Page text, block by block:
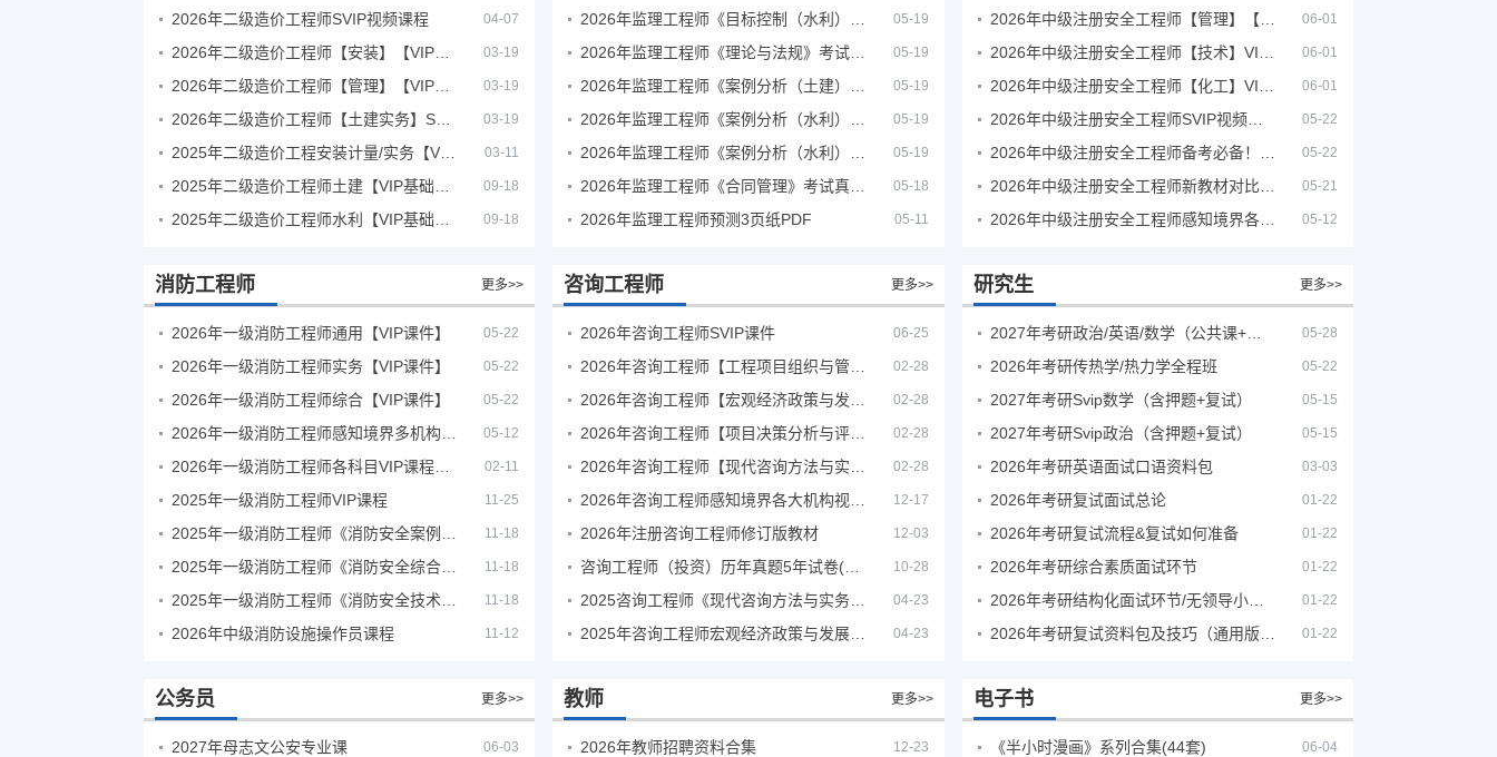
2026年二级造价工程师SVIP视频课程 04-07
03-19
03-19
03-19
03-11
09-18
09-18
05-19
05-19
05-19
05-19
05-19
05-18
2026年监理工程师预测3页纸PDF 05-11
2026年中级注册安全工程师【管理】【VIP基础同步班】 06-01
06-01
06-01
2026年中级注册安全工程师SVIP视频课程 05-22
05-22
05-21
2026年中级注册安全工程师感知境界各大机构课程 05-12
消防工程师 更多>>
2026年一级消防工程师通用【VIP课件】 05-22
2026年一级消防工程师实务【VIP课件】 05-22
2026年一级消防工程师综合【VIP课件】 05-22
05-12
02-11
2025年一级消防工程师VIP课程 11-25
11-18
11-18
11-18
2026年中级消防设施操作员课程 11-12
咨询工程师 更多>>
2026年咨询工程师SVIP课件 06-25
02-28
02-28
02-28
02-28
12-17
2026年注册咨询工程师修订版教材 12-03
10-28
04-23
04-23
研究生 更多>>
2027年考研政治/英语/数学（公共课+专业课） 05-28
2026年考研传热学/热力学全程班 05-22
2027年考研Svip数学（含押题+复试） 05-15
2027年考研Svip政治（含押题+复试） 05-15
2026年考研英语面试口语资料包 03-03
2026年考研复试面试总论 01-22
2026年考研复试流程&复试如何准备 01-22
2026年考研综合素质面试环节 01-22
2026年考研结构化面试环节/无领导小组面试环节/面试技巧及简历书写 01-22
01-22
公务员 更多>>
2027年母志文公安专业课 06-03
教师 更多>>
2026年教师招聘资料合集 12-23
电子书 更多>>
《半小时漫画》系列合集(44套) 06-04